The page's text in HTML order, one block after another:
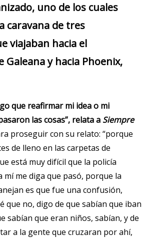
uno de los cuales
caravana de tres
viajaban hacia el
Galeana y hacia Phoenix,
que reafirmar mi idea o mi
las cosas”, relata a Siempre
proseguir con su relato: “porque
de lleno en las carpetas de
está muy difícil que la policía
me diga que pasó, porque la
es que fue una confusión,
que no, digo de que sabían que iban
sabían que eran niños, sabían, y de
a la gente que cruzaran por ahí,